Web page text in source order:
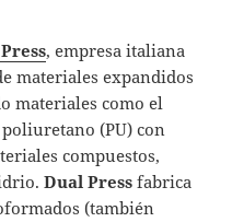
, empresa italiana
materiales expandidos
materiales como el
(PU) con
compuestos,
Dual Press fabrica
(también